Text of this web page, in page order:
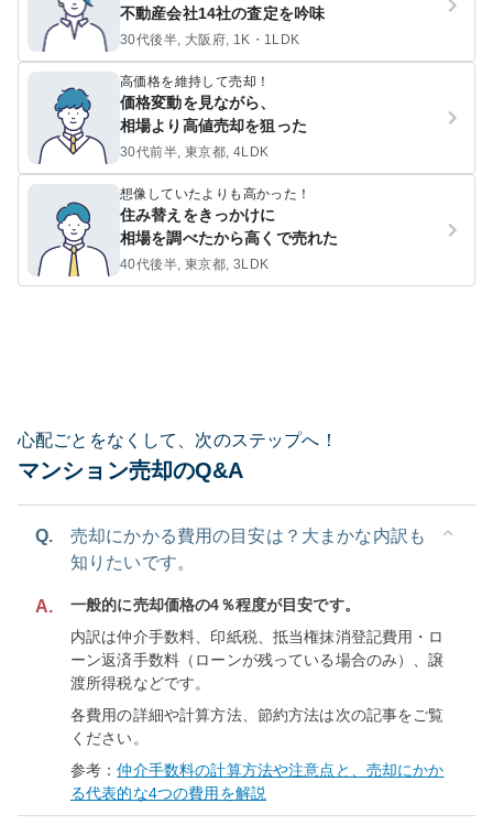
不動産会社14社の査定を吟味
30代後半, 大阪府, 1K・1LDK
高価格を維持して売却！
価格変動を見ながら、
相場より高値売却を狙った
30代前半, 東京都, 4LDK
想像していたよりも高かった！
住み替えをきっかけに
相場を調べたから高くで売れた
40代後半, 東京都, 3LDK
心配ごとをなくして、次のステップへ！
マンション売却のQ&A
Q.
売却にかかる費用の目安は？大まかな内訳も
知りたいです。
A.
一般的に売却価格の4％程度が目安です。
内訳は仲介手数料、印紙税、抵当権抹消登記費用・ロ
ーン返済手数料（ローンが残っている場合のみ）、譲
渡所得税などです。
各費用の詳細や計算方法、節約方法は次の記事をご覧
ください。
参考：仲介手数料の計算方法や注意点と、売却にかか
る代表的な4つの費用を解説